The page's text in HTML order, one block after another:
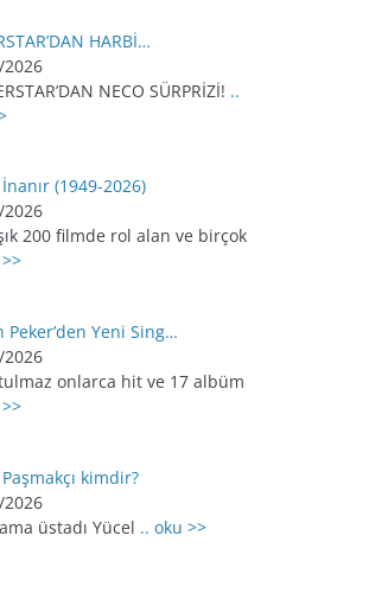
HARBİ…
NECO SÜRPRİZİ! ..
(1949-2026)
200 filmde rol alan ve birçok
Peker’den Yeni Sing…
onlarca hit ve 17 albüm
kimdir?
üstadı Yücel .. oku >>